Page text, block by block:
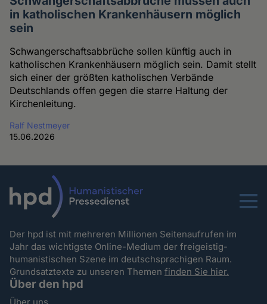
in katholischen Krankenhäusern möglich
sein
Schwangerschaftsabbrüche sollen künftig auch in
katholischen Krankenhäusern möglich sein. Damit stellt
sich einer der größten katholischen Verbände
Deutschlands offen gegen die starre Haltung der
Kirchenleitung.
Ralf Nestmeyer
15.06.2026
Menu
Der hpd ist mit mehreren Millionen Seitenaufrufen im
Jahr das wichtigste Online-Medium der freigeistig-
humanistischen Szene im deutschsprachigen Raum.
Grundsatztexte zu unseren Themenfinden Sie hier.
Über den hpd